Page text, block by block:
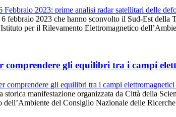
febbraio 2023 che hanno sconvolto il Sud-Est
per il Rilevamento Elettromagnetico
gli equilibri tra i campi
storica manifestazione organizzata da Città della
dell’Ambiente del Consiglio Nazionale delle